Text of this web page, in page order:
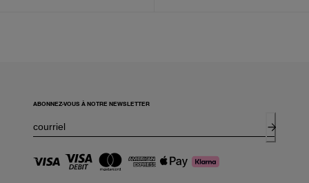
ABONNEZ-VOUS À NOTRE NEWSLETTER